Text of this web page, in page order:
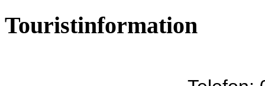
Touristinformation